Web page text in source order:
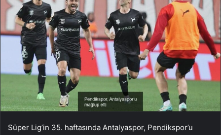
Süper Lig’in 35. haftasında Antalyaspor, Pendikspor’u